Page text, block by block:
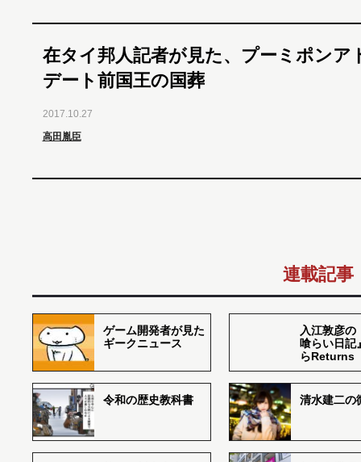
在タイ邦人記者が見た、プーミポンア
デート前国王の国葬
2017.10.27
高田胤臣
連載記事
ゲーム開発者が見た
ギークニュース
入江敦彦の
喰らい日記
らReturns
令和の歴史教科書 清水建二の